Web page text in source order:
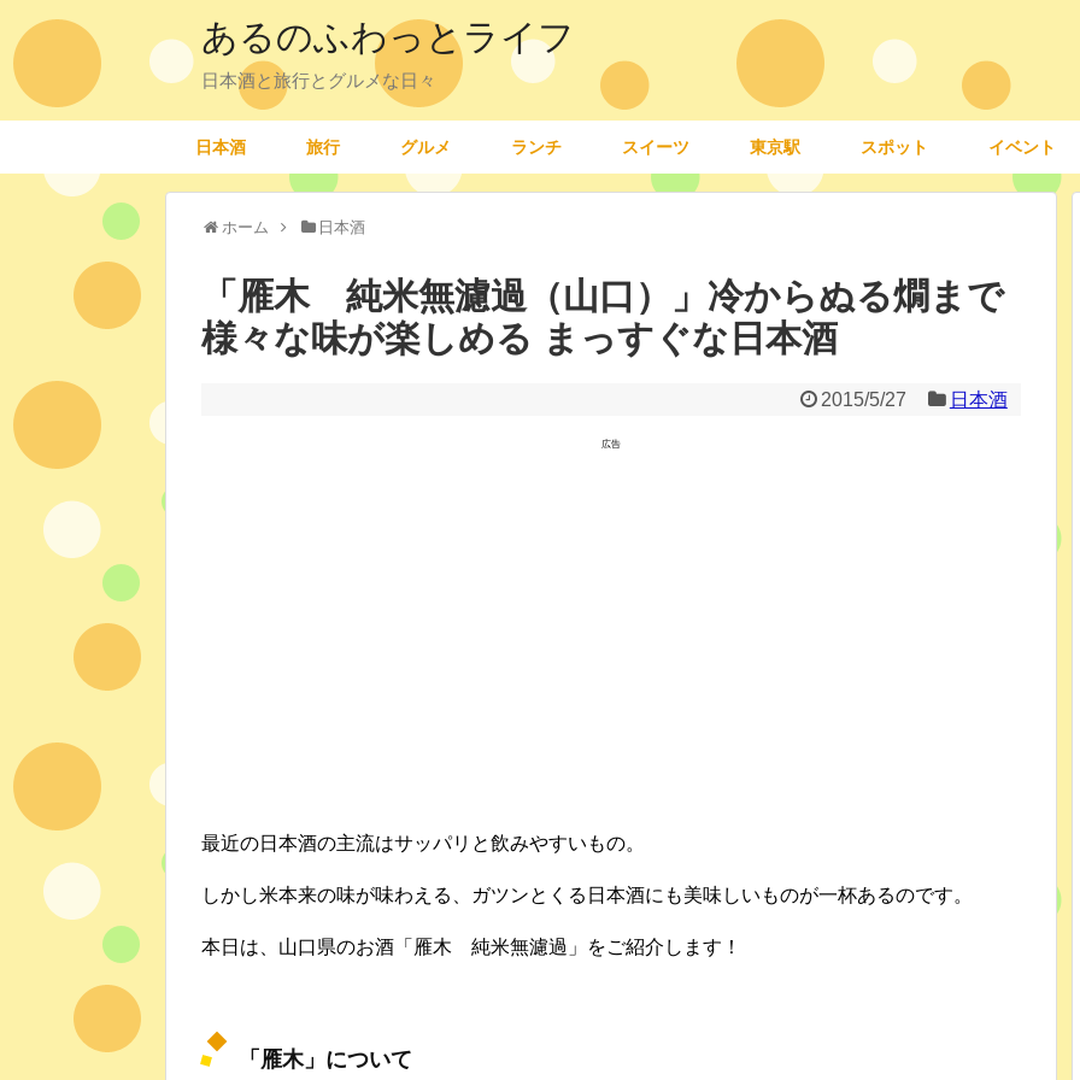
あるのふわっとライフ
日本酒と旅行とグルメな日々
日本酒 旅行 グルメ ランチ スイーツ 東京駅 スポット イベント
ホーム 日本酒
「雁木 純米無濾過（山口）」冷からぬる燗まで
様々な味が楽しめる まっすぐな日本酒
2015/5/27 日本酒
広告
最近の日本酒の主流はサッパリと飲みやすいもの。
しかし米本来の味が味わえる、ガツンとくる日本酒にも美味しいものが一杯あるのです。
本日は、山口県のお酒「雁木 純米無濾過」をご紹介します！
「雁木」について